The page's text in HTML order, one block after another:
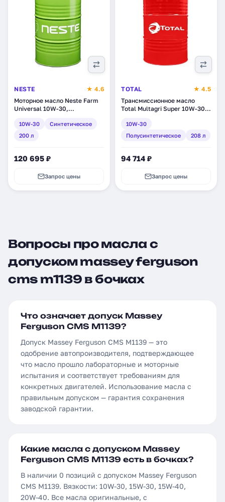
NESTE
★ 4.6
Моторное масло Neste Farm
Universal 10W-30,
11)
10W-30
Синтетическое
200 л
120 695 ₽
Запрос цены
TOTAL
★ 4.5
Трансмиссионное масло
Total Multagri Super 10W-30,
(111811)
10W-30
Полусинтетическое
208 л
94 714 ₽
Запрос цены
Вопросы про масла с
допуском massey ferguson
cms m1139 в бочках
Что означает допуск Massey
Ferguson CMS M1139?
Допуск Massey Ferguson CMS M1139 — это
одобрение автопроизводителя, подтверждающее
что масло прошло лабораторные и моторные
испытания и соответствует требованиям для
конкретных двигателей. Использование масла с
правильным допуском — гарантия сохранения
заводской гарантии.
Какие масла с допуском Massey
Ferguson CMS M1139 есть в бочках?
В наличии 0 позиций с допуском Massey Ferguson
CMS M1139. Вязкости: 10W-30, 15W-30, 15W-40,
20W-40. Все масла оригинальные, с